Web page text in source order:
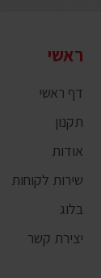
ראשי
דף ראשי
תקנון
אודות
שירות לקוחות
בלוג
יצירת קשר